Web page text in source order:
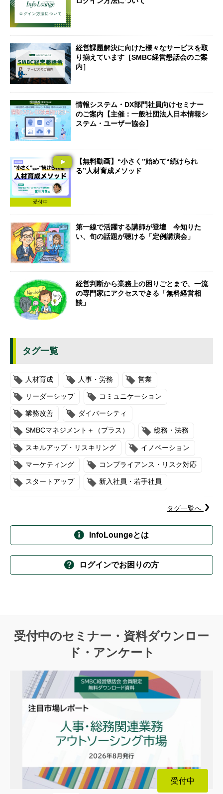
経営課題解決に向けた様々なサービスを取
り揃えています［SMBC経営懇話会のご案
内］
情報システム・DX部門社員向けセミナー
のご案内【主催：一般社団法人日本情報シ
ステム・ユーザー協会】
受付中
【無料動画】“小さく”始めて“続けられ
る”人材育成メソッド
第一線で活躍する講師が登壇 今知りた
い、旬の話題が聴ける「定例講演会」
経営判断から業務上の困りごとまで、一流
の専門家にアクセスできる「無料経営相
談」
タグ一覧
人材育成 人事・労務 営業
リーダーシップ コミュニケーション
業務改善 ダイバーシティ
SMBCマネジメント＋（プラス） 総務・法務
スキルアップ・リスキリング イノベーション
マーケティング コンプライアンス・リスク対応
スタートアップ 新入社員・若手社員
タグ一覧へ
InfoLoungeとは
ログインでお困りの方
受付中のセミナー・資料ダウンロー
ド・アンケート
受付中